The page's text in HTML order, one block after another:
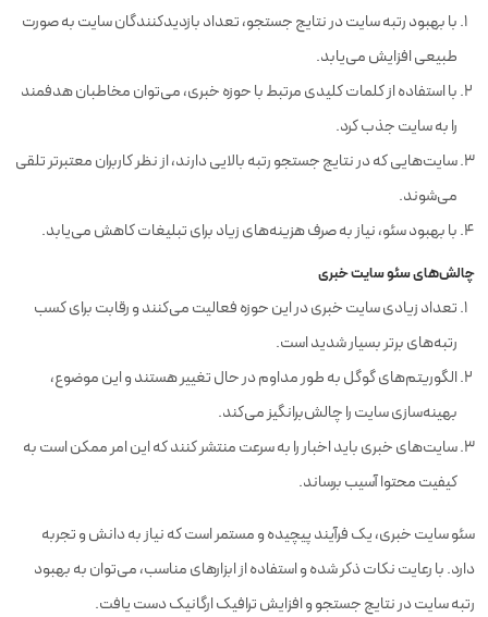
با بهبود رتبه سایت در نتایج جستجو، تعداد بازدیدکنندگان سایت به صورت
طبیعی افزایش می‌یابد.
با استفاده از کلمات کلیدی مرتبط با حوزه خبری، می‌توان مخاطبان هدفمند
را به سایت جذب کرد.
سایت‌هایی که در نتایج جستجو رتبه بالایی دارند، از نظر کاربران معتبرتر تلقی
می‌شوند.
با بهبود سئو، نیاز به صرف هزینه‌های زیاد برای تبلیغات کاهش می‌یابد.
چالش‌های سئو سایت خبری
تعداد زیادی سایت خبری در این حوزه فعالیت می‌کنند و رقابت برای کسب
رتبه‌های برتر بسیار شدید است.
الگوریتم‌های گوگل به طور مداوم در حال تغییر هستند و این موضوع،
بهینه‌سازی سایت را چالش‌برانگیز می‌کند.
سایت‌های خبری باید اخبار را به سرعت منتشر کنند که این امر ممکن است به
کیفیت محتوا آسیب برساند.
سئو سایت خبری، یک فرآیند پیچیده و مستمر است که نیاز به دانش و تجربه
دارد. با رعایت نکات ذکر شده و استفاده از ابزارهای مناسب، می‌توان به بهبود
رتبه سایت در نتایج جستجو و افزایش ترافیک ارگانیک دست یافت.